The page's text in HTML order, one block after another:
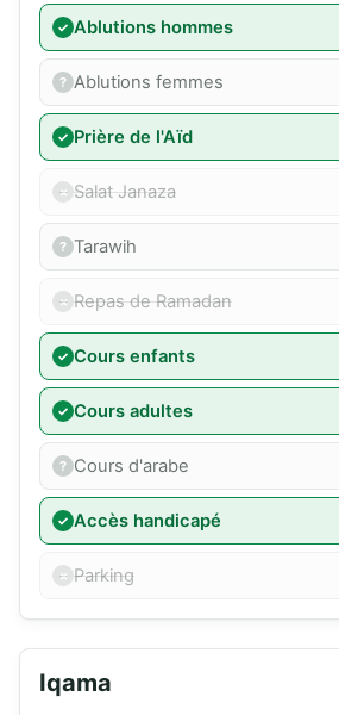
Ablutions hommes
Ablutions femmes
Prière de l'Aïd
Salat Janaza
Tarawih
Repas de Ramadan
Cours enfants
Cours adultes
Cours d'arabe
Accès handicapé
Parking
Iqama